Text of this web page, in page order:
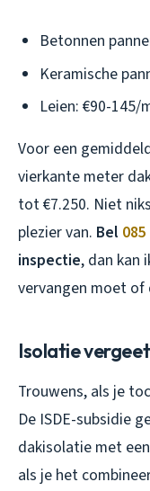
Betonnen
Keramische
Leien: €90-145/
Voor een
vierkante meter
tot €7.250. Niet
plezier van. Bel
inspectie, dan kan
vervangen moet
Isolatie
Trouwens, als je
De ISDE-subsidie
dakisolatie met
als je het